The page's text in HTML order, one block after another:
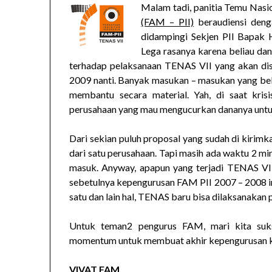
Malam tadi, panitia Temu
(FAM – PII) beraudiensi
didampingi Sekjen PII Bapak
Lega rasanya karena beliau
terhadap pelaksanaan TENAS VII yang akan
2009 nanti. Banyak masukan – masukan yang
membantu secara material. Yah, di saat
perusahaan yang mau mengucurkan dananya
Dari sekian puluh proposal yang sudah di
dari satu perusahaan. Tapi masih ada waktu 2
masuk. Anyway, apapun yang terjadi TENAS
sebetulnya kepengurusan FAM PII 2007 – 2008
satu dan lain hal, TENAS baru bisa dilaksanakan
Untuk teman2 pengurus FAM, mari kita
momentum untuk membuat akhir kepengurusan
VIVAT FAM